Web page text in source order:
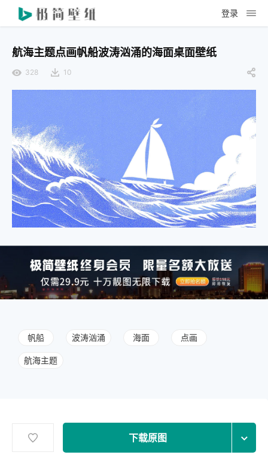
登录
航海主题点画帆船波涛汹涌的海面桌面壁纸
328 10
帆船 波涛汹涌 海面 点画
航海主题
下载原图